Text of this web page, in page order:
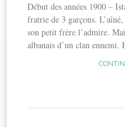
Début des années 1900 –
fratrie de 3 garçons.
son petit frère l’admire.
albanais d’un clan ennemi.